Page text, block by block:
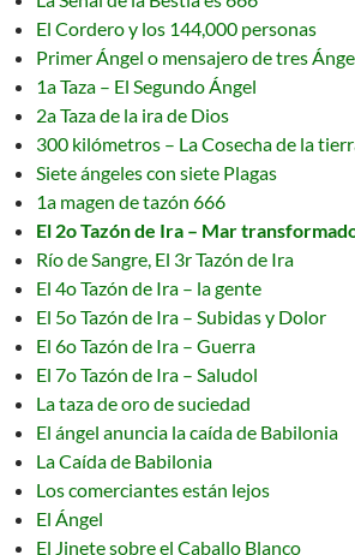
El Cordero y los 144,000 personas
Primer Ángel o mensajero de tres
1a Taza – El Segundo Ángel
2a Taza de la ira de Dios
300 kilómetros – La Cosecha de la
Siete ángeles con siete Plagas
1a magen de tazón 666
El 2o Tazón de Ira – Mar
Río de Sangre, El 3r Tazón de Ira
El 4o Tazón de Ira – la gente
El 5o Tazón de Ira – Subidas y Dolor
El 6o Tazón de Ira – Guerra
El 7o Tazón de Ira – Saludol
La taza de oro de suciedad
El ángel anuncia la caída de Babilonia
La Caída de Babilonia
Los comerciantes están lejos
El Ángel
El Jinete sobre el Caballo Blanco